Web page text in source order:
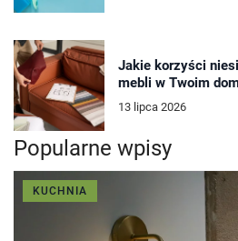
Jakie korzyści
mebli w Twoim
13 lipca 2026
Popularne wpisy
KUCHNIA